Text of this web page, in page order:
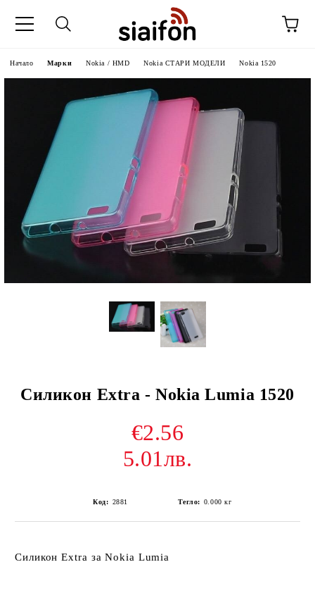
Начало Марки Nokia / HMD Nokia СТАРИ МОДЕЛИ Nokia 1520
Силикон Extra - Nokia Lumia 1520
€2.56
5.01лв.
Код: 2881 Тегло: 0.000 кг
Силикон Extra за Nokia Lumia